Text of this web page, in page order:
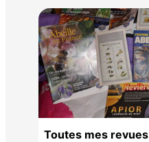
Toutes mes revues et livres